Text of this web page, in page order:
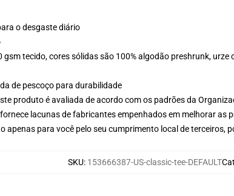
o desgaste diário
tecido, cores sólidas são 100% algodão preshrunk, urze
de pescoço para durabilidade
produto é avaliada de acordo com os padrões da
lacunas de fabricantes empenhados em melhorar as
apenas para você pelo seu cumprimento local de terceiros,
SKU: 153666387-US-classic-tee-DEFAULT